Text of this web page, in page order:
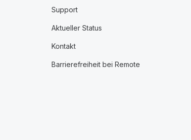
Support
Aktueller Status
Kontakt
Barrierefreiheit bei Remote